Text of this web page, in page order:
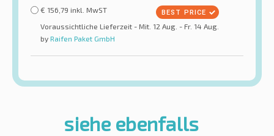
€ 156,79 inkl. MwST
Voraussichtliche Lieferzeit - Mit. 12 Aug. - Fr. 14 Aug.
by Raifen Paket GmbH
siehe ebenfalls